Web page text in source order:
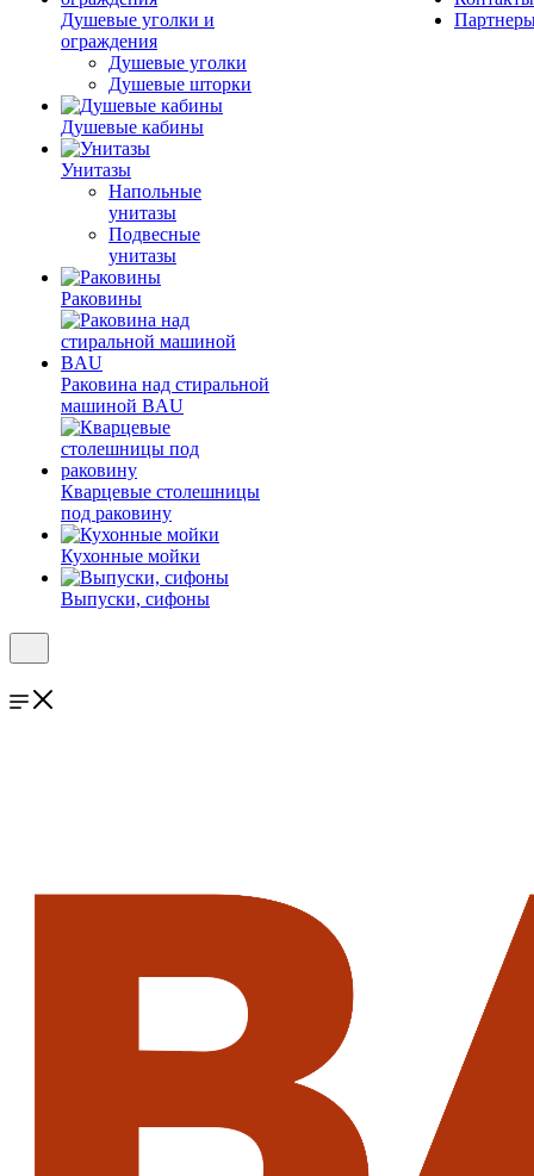
Душевые уголки и
ограждения
Душевые уголки
Душевые шторки
Душевые кабины
Унитазы
Напольные
унитазы
Подвесные
унитазы
Раковины
Раковина над стиральной
машиной BAU
Кварцевые столешницы
под раковину
Кухонные мойки
Выпуски, сифоны